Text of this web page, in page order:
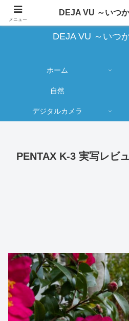
蔵出し写真の大売り出しと
DEJA VU ～いつ
ホーム
自然
デジタルカメラ
PENTAX K-3 実写レビ
メニュー
DEJA VU ～いつ